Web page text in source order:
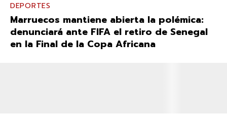
DEPORTES
Marruecos mantiene abierta la polémica:
denunciará ante FIFA el retiro de Senegal
en la Final de la Copa Africana